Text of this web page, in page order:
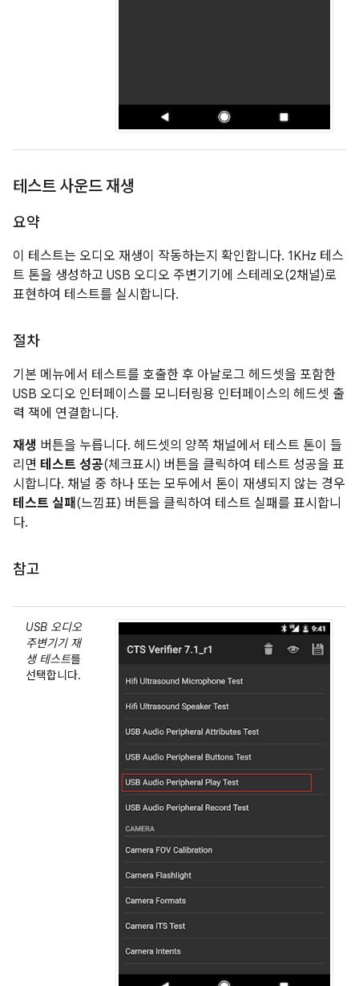
테스트 사운드 재생
요약
이 테스트는 오디오 재생이 작동하는지 확인합니다. 1KHz 테스
트 톤을 생성하고 USB 오디오 주변기기에 스테레오(2채널)로
표현하여 테스트를 실시합니다.
절차
기본 메뉴에서 테스트를 호출한 후 아날로그 헤드셋을 포함한
USB 오디오 인터페이스를 모니터링용 인터페이스의 헤드셋 출
력 잭에 연결합니다.
재생 버튼을 누릅니다. 헤드셋의 양쪽 채널에서 테스트 톤이 들
리면 테스트 성공(체크표시) 버튼을 클릭하여 테스트 성공을 표
시합니다. 채널 중 하나 또는 모두에서 톤이 재생되지 않는 경우
테스트 실패 (느낌표) 버튼을 클릭하여 테스트 실패를 표시합니
다.
참고
USB 오디오
주변기기 재
생 테스트를
선택합니다.